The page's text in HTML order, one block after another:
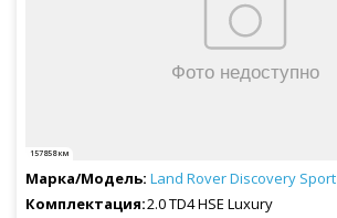
157858 км
Land RoverDiscovery Sport
2.0 TD4 HSE Luxury